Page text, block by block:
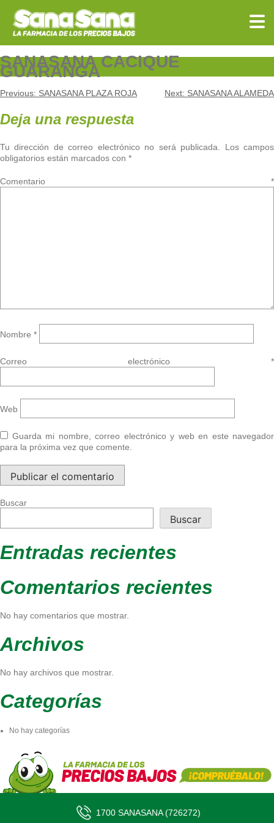
content
SANASANA CACIQUE
GUARANGA
Navegación
de
entradas
Previous: SANASANA PLAZA ROJA Next: SANASANA ALAMEDA
Deja una respuesta
Tu dirección de correo electrónico no será publicada.
Los campos
obligatorios están marcados con *
Comentario *
Nombre *
Correo electrónico *
Web
Guarda mi nombre, correo electrónico y web en este navegador
para la próxima vez que comente.
Buscar
Buscar
Entradas recientes
Comentarios recientes
No hay comentarios que mostrar.
Archivos
No hay archivos que mostrar.
Categorías
No hay categorías
1700 SANASANA (726272)